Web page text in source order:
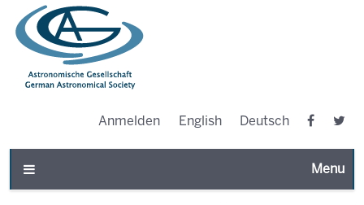
Anmelden English Deutsch
Toggle